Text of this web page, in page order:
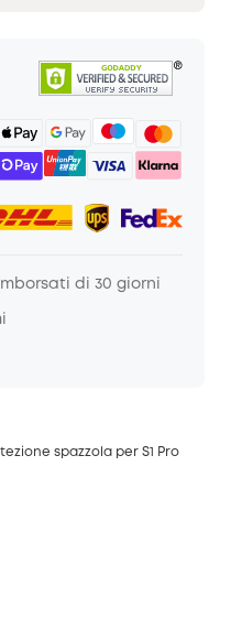
di 30 giorni
spazzola per S1 Pro